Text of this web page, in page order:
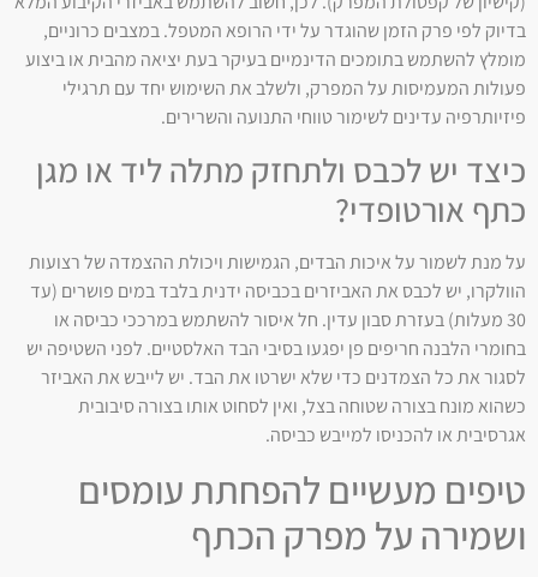
בדיוק לפי פרק הזמן שהוגדר על ידי הרופא המטפל. במצבים כרוניים,
מומלץ להשתמש בתומכים הדינמיים בעיקר בעת יציאה מהבית או ביצוע
פעולות המעמיסות על המפרק, ולשלב את השימוש יחד עם תרגילי
פיזיותרפיה עדינים לשימור טווחי התנועה והשרירים.
כיצד יש לכבס ולתחזק מתלה ליד או מגן
כתף אורטופדי?
על מנת לשמור על איכות הבדים, הגמישות ויכולת ההצמדה של רצועות
הוולקרו, יש לכבס את האביזרים בכביסה ידנית בלבד במים פושרים (עד
30 מעלות) בעזרת סבון עדין. חל איסור להשתמש במרככי כביסה או
בחומרי הלבנה חריפים פן יפגעו בסיבי הבד האלסטיים. לפני השטיפה יש
לסגור את כל הצמדנים כדי שלא ישרטו את הבד. יש לייבש את האביזר
כשהוא מונח בצורה שטוחה בצל, ואין לסחוט אותו בצורה סיבובית
אגרסיבית או להכניסו למייבש כביסה.
טיפים מעשיים להפחתת עומסים
ושמירה על מפרק הכתף